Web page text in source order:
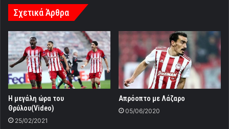
Σχετικά Άρθρα
Η μεγάλη ώρα του
Θρύλου(Video)
25/02/2021
Απρόοπτο με Λάζαρο
05/06/2020